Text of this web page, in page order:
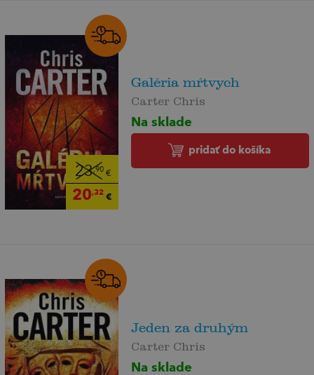
23,90€
20,32€
Galéria mŕtvych
Carter Chris
Na sklade
pridať do košíka
Jeden za druhým
Carter Chris
Na sklade